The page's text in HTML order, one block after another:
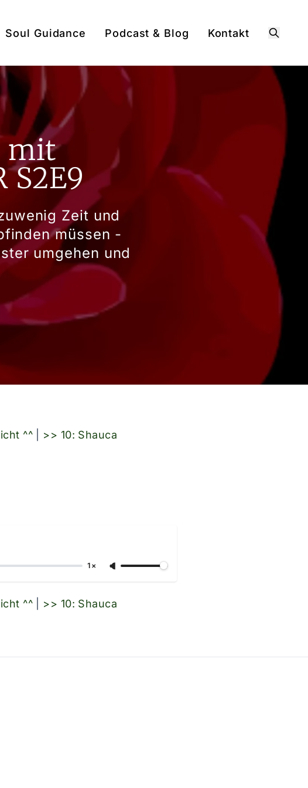
Soul Guidance Podcast & Blog Kontakt
mit
S2E9
Zeit und
müssen -
umgehen und
^^| >> 10: Shauca
1×
^^| >> 10: Shauca